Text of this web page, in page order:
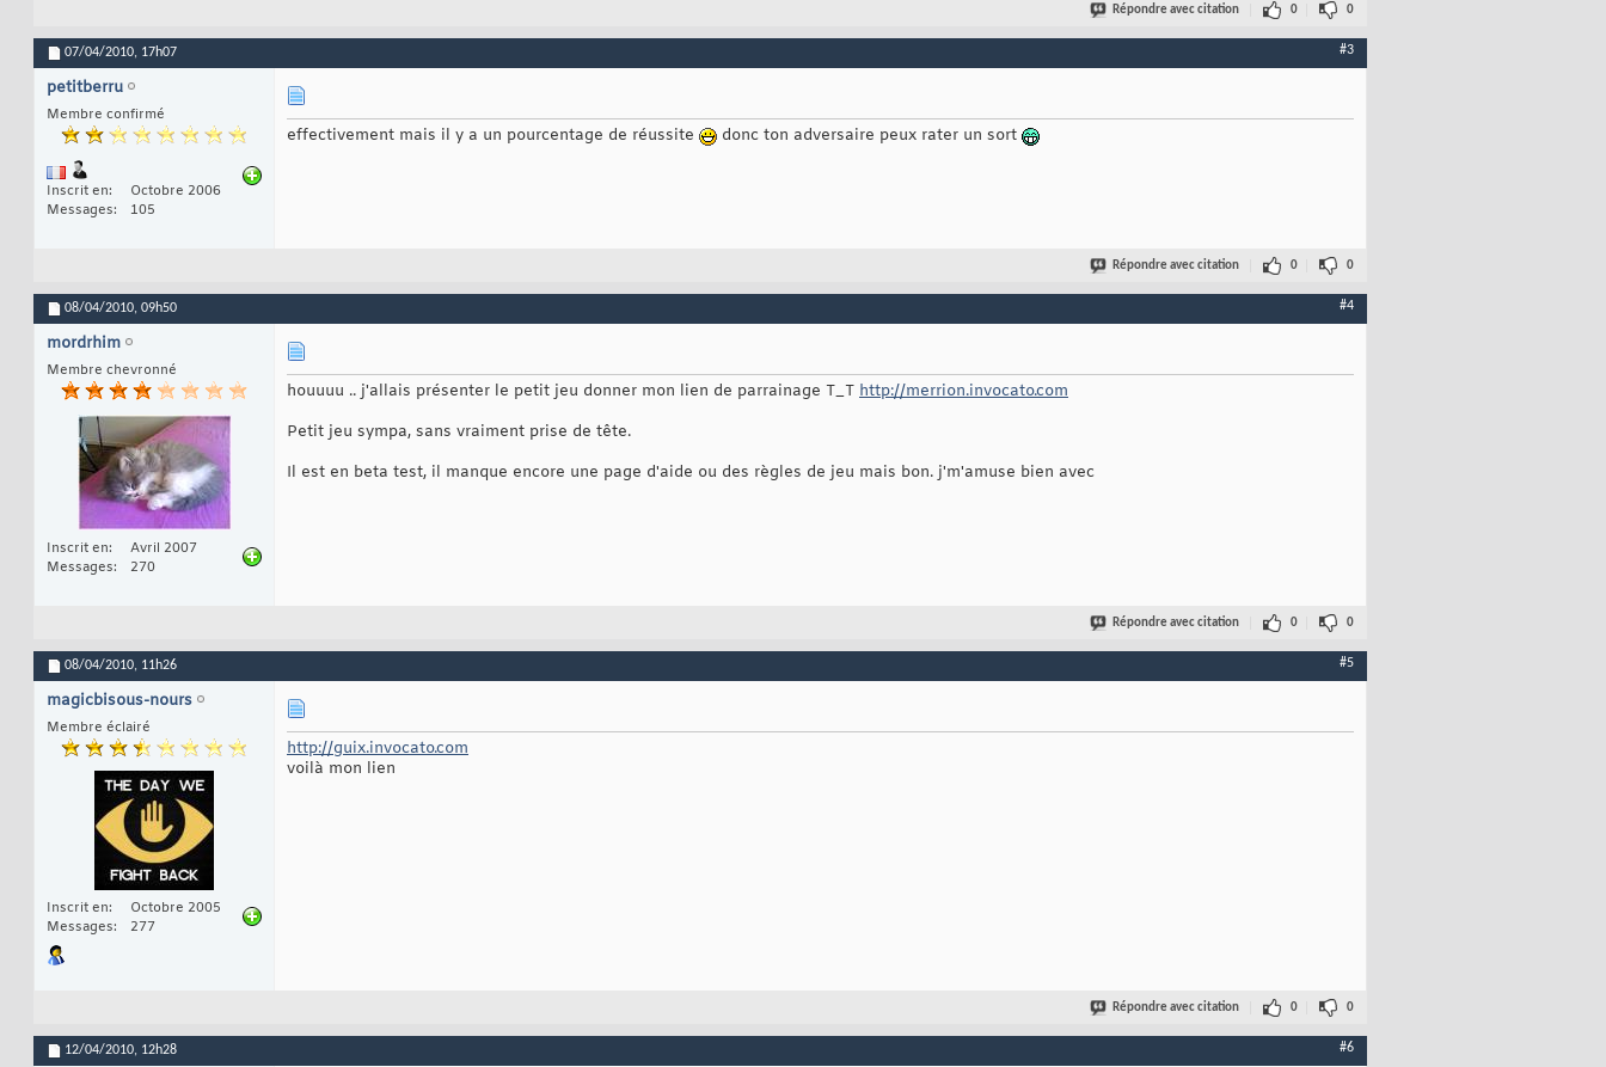
Répondre avec citation 0 0
07/04/2010, 17h07 #3
petitberru
Membre confirmé
Inscrit en
Octobre 2006
Messages
105
effectivement mais il y a un pourcentage de réussite donc ton adversaire peux rater un sort
Répondre avec citation 0 0
08/04/2010, 09h50 #4
mordrhim
Membre chevronné
Inscrit en
Avril 2007
Messages
270
houuuu .. j'allais présenter le petit jeu donner mon lien de parrainage T_T http://merrion.invocato.com
Petit jeu sympa, sans vraiment prise de tête.
Il est en beta test, il manque encore une page d'aide ou des règles de jeu mais bon. j'm'amuse bien avec
Répondre avec citation 0 0
08/04/2010, 11h26 #5
magicbisous-nours
Membre éclairé
Inscrit en
Octobre 2005
Messages
277
http://guix.invocato.com
voilà mon lien
Répondre avec citation 0 0
12/04/2010, 12h28 #6